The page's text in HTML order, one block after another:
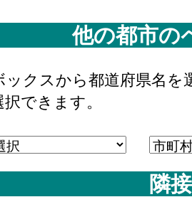
他の都市の
ックスから都道府県名
できます。
隣